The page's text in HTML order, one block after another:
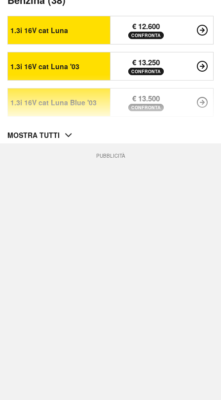
1.3i 16V cat Luna € 12.600
CONFRONTA
1.3i 16V cat Luna '03 € 13.250
CONFRONTA
1.3i 16V cat Luna Blue '03 € 13.500
CONFRONTA
MOSTRA TUTTI
PUBBLICITÀ